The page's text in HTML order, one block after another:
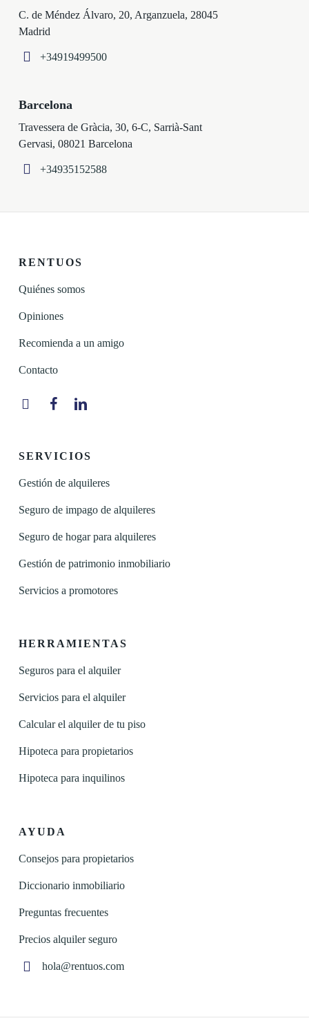
C. de Méndez Álvaro, 20, Arganzuela, 28045
Madrid
+34919499500
Barcelona
Travessera de Gràcia, 30, 6-C, Sarrià-Sant
Gervasi, 08021 Barcelona
+34935152588
RENTUOS
Quiénes somos
Opiniones
Recomienda a un amigo
Contacto
InstagramFacebookLinkedin
SERVICIOS
Gestión de alquileres
Seguro de impago de alquileres
Seguro de hogar para alquileres
Gestión de patrimonio inmobiliario
Servicios a promotores
HERRAMIENTAS
Seguros para el alquiler
Servicios para el alquiler
Calcular el alquiler de tu piso
Hipoteca para propietarios
Hipoteca para inquilinos
AYUDA
Consejos para propietarios
Diccionario inmobiliario
Preguntas frecuentes
Precios alquiler seguro
hola@rentuos.com